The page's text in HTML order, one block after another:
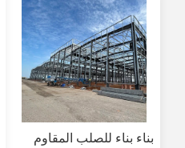
بناء بناء للصلب المقاوم